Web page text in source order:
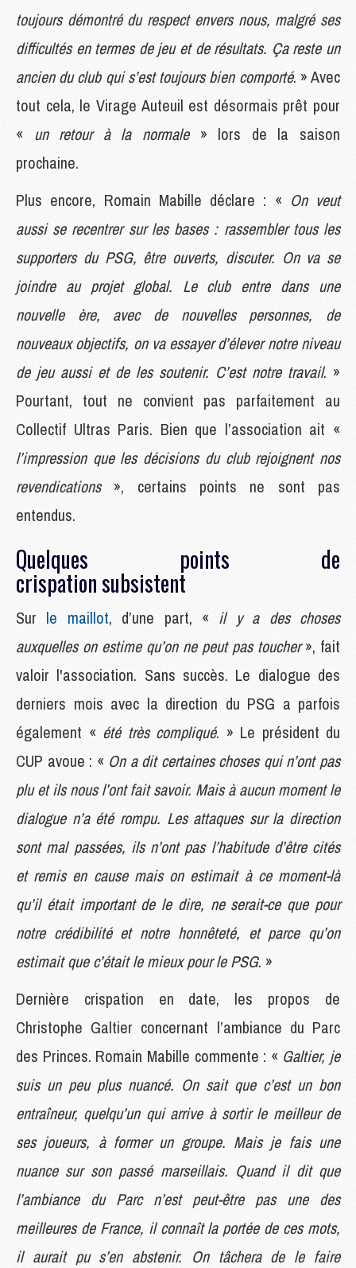
toujours démontré du respect envers nous, malgré ses
difficultés en termes de jeu et de résultats. Ça reste un
ancien du club qui s’est toujours bien comporté. » Avec
tout cela, le Virage Auteuil est désormais prêt pour
« un retour à la normale» lors de la saison
prochaine.
Plus encore, Romain Mabille déclare : « On veut
aussi se recentrer sur les bases : rassembler tous les
supporters du PSG, être ouverts, discuter. On va se
joindre au projet global. Le club entre dans une
nouvelle ère, avec de nouvelles personnes, de
nouveaux objectifs, on va essayer d’élever notre niveau
de jeu aussi et de les soutenir. C’est notre travail. »
Pourtant, tout ne convient pas parfaitement au
Collectif Ultras Paris. Bien que l’association ait «
l’impression que les décisions du club rejoignent nos
revendications», certains points ne sont pas
entendus.
Quelques points de
crispation subsistent
Sur le maillot, d’une part, « il y a des choses
auxquelles on estime qu’on ne peut pas toucher», fait
valoir l'association. Sans succès. Le dialogue des
derniers mois avec la direction du PSG a parfois
également « été très compliqué. » Le président du
CUP avoue : « On a dit certaines choses qui n’ont pas
plu et ils nous l’ont fait savoir. Mais à aucun moment le
dialogue n’a été rompu. Les attaques sur la direction
sont mal passées, ils n’ont pas l’habitude d’être cités
et remis en cause mais on estimait à ce moment-là
qu’il était important de le dire, ne serait-ce que pour
notre crédibilité et notre honnêteté, et parce qu’on
estimait que c’était le mieux pour le PSG. »
Dernière crispation en date, les propos de
Christophe Galtier concernant l’ambiance du Parc
des Princes. Romain Mabille commente : « Galtier, je
suis un peu plus nuancé. On sait que c’est un bon
entraîneur, quelqu’un qui arrive à sortir le meilleur de
ses joueurs, à former un groupe. Mais je fais une
nuance sur son passé marseillais. Quand il dit que
l’ambiance du Parc n’est peut-être pas une des
meilleures de France, il connaît la portée de ces mots,
il aurait pu s’en abstenir. On tâchera de le faire